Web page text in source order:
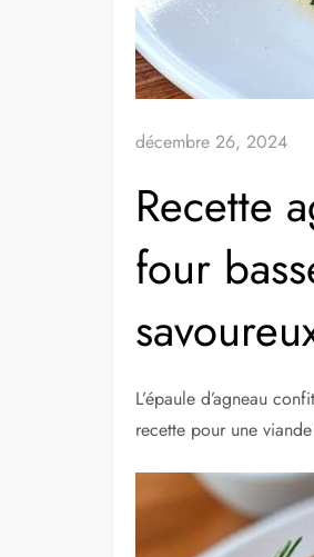
décembre 26, 2024
Recette
four
L’épaule d’agneau
recette pour une